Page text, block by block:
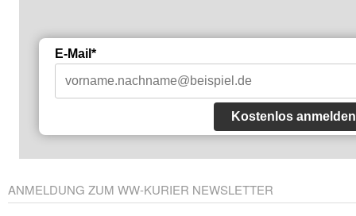
E-Mail*
Kostenlos anmelden
ANMELDUNG ZUM WW-KURIER NEWSLETTER